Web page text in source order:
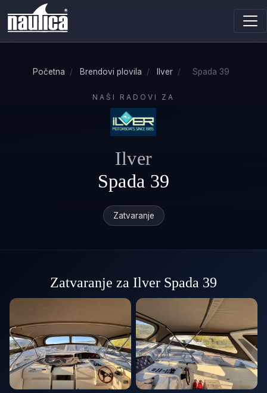
Početna / Brendovi plovila / Ilver / Spada 39
NAŠI RADOVI ZA
Ilver
Spada 39
Zatvaranje
Zatvaranje za Ilver Spada 39